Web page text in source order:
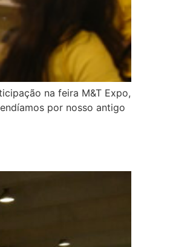
na feira M&T Expo,
por nosso antigo